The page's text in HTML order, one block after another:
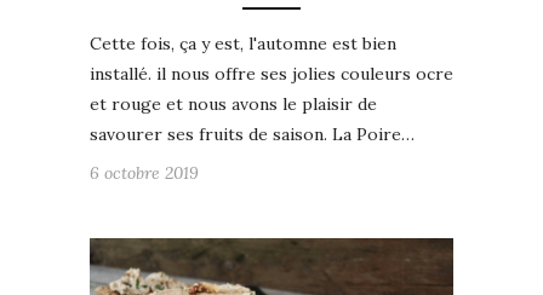
Cette fois, ça y est, l'automne est bien
installé. il nous offre ses jolies couleurs ocre
et rouge et nous avons le plaisir de
savourer ses fruits de saison. La Poire…
6 octobre 2019